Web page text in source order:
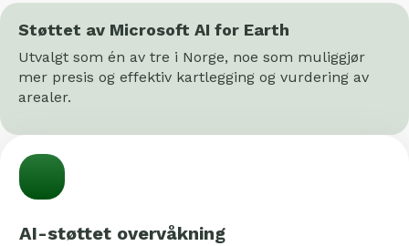
Støttet av Microsoft AI for Earth
Utvalgt som én av tre i Norge, noe som muliggjør
mer presis og effektiv kartlegging og vurdering av
arealer.
AI-støttet overvåkning